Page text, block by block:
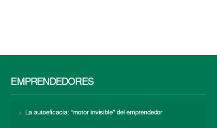
EMPRENDEDORES
La autoeficacia: “motor invisible” del emprendedor